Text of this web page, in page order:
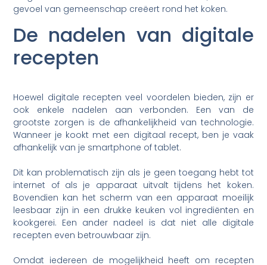
gevoel van gemeenschap creëert rond het koken.
De nadelen van digitale
recepten
Hoewel digitale recepten veel voordelen bieden, zijn er
ook enkele nadelen aan verbonden. Een van de
grootste zorgen is de afhankelijkheid van technologie.
Wanneer je kookt met een digitaal recept, ben je vaak
afhankelijk van je smartphone of tablet.
Dit kan problematisch zijn als je geen toegang hebt tot
internet of als je apparaat uitvalt tijdens het koken.
Bovendien kan het scherm van een apparaat moeilijk
leesbaar zijn in een drukke keuken vol ingrediënten en
kookgerei. Een ander nadeel is dat niet alle digitale
recepten even betrouwbaar zijn.
Omdat iedereen de mogelijkheid heeft om recepten